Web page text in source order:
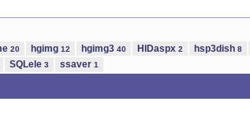
20 hgimg 12 hgimg3 40 HIDaspx 2 hsp3dish 8
SQLele 3 ssaver 1